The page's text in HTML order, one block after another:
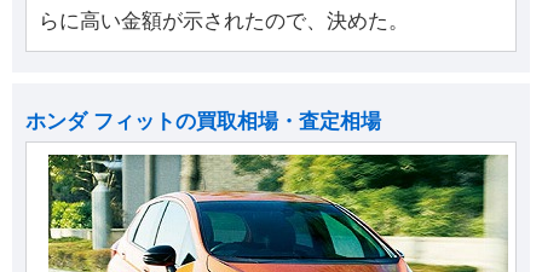
らに高い金額が示されたので、決めた。
ホンダ フィットの買取相場・査定相場